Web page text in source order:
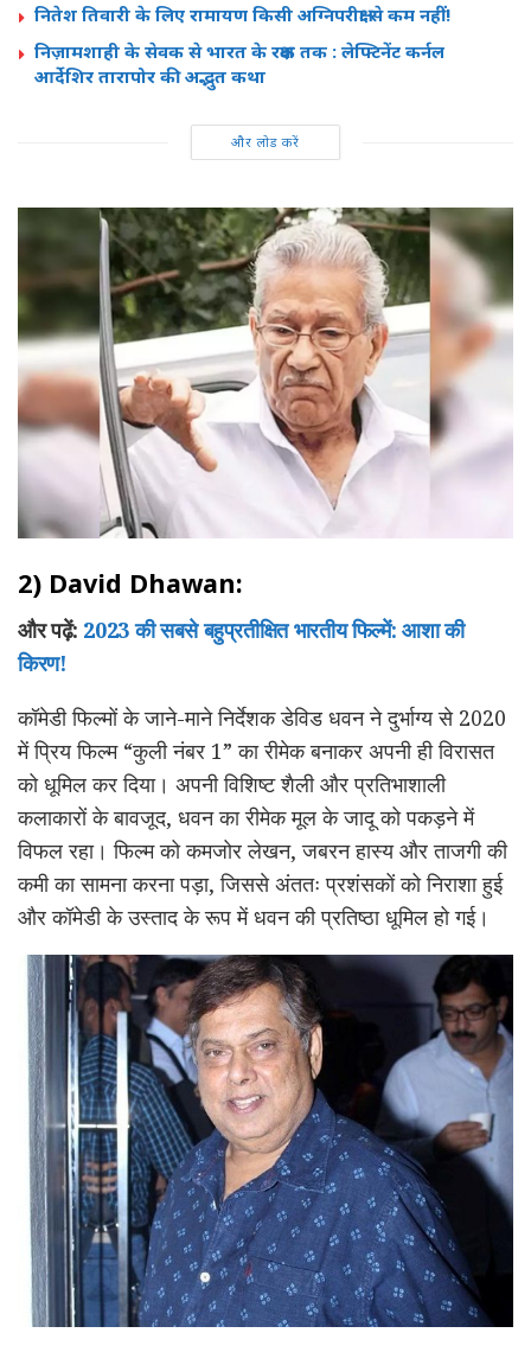
नितेश तिवारी के लिए रामायण किसी अग्निपरीक्षा से कम नहीं!
निज़ामशाही के सेवक से भारत के रक्षक तक : लेफ्टिनेंट कर्नल
आर्देशिर तारापोर की अद्भुत कथा
और लोड करें
2) David Dhawan:
और पढ़ें: 2023 की सबसे बहुप्रतीक्षित भारतीय फिल्में: आशा की
किरण!
कॉमेडी फिल्मों के जाने-माने निर्देशक डेविड धवन ने दुर्भाग्य से 2020
में प्रिय फिल्म “कुली नंबर 1” का रीमेक बनाकर अपनी ही विरासत
को धूमिल कर दिया। अपनी विशिष्ट शैली और प्रतिभाशाली
कलाकारों के बावजूद, धवन का रीमेक मूल के जादू को पकड़ने में
विफल रहा। फिल्म को कमजोर लेखन, जबरन हास्य और ताजगी की
कमी का सामना करना पड़ा, जिससे अंततः प्रशंसकों को निराशा हुई
और कॉमेडी के उस्ताद के रूप में धवन की प्रतिष्ठा धूमिल हो गई।